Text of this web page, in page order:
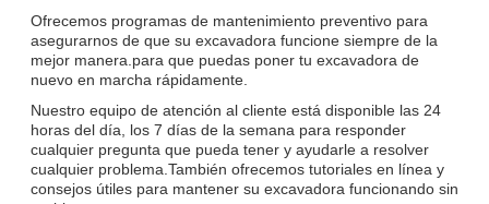
Ofrecemos programas de mantenimiento preventivo para
asegurarnos de que su excavadora funcione siempre de la
mejor manera.para que puedas poner tu excavadora de
nuevo en marcha rápidamente.
Nuestro equipo de atención al cliente está disponible las 24
horas del día, los 7 días de la semana para responder
cualquier pregunta que pueda tener y ayudarle a resolver
cualquier problema.También ofrecemos tutoriales en línea y
consejos útiles para mantener su excavadora funcionando sin